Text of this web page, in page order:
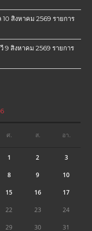
สิงหาคม 2569 รายการ
9 สิงหาคม 2569 รายการ
ศ. ส. อา.
1 2 3
8 9 10
15 16 17
22 23 24
29 30 31